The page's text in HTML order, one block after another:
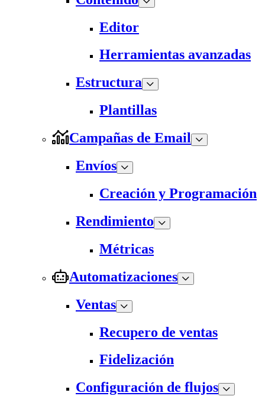
Editor
Herramientas avanzadas
Estructura
Plantillas
Campañas de Email
Envíos
Creación y Programación
Rendimiento
Métricas
Automatizaciones
Ventas
Recupero de ventas
Fidelización
Configuración de flujos